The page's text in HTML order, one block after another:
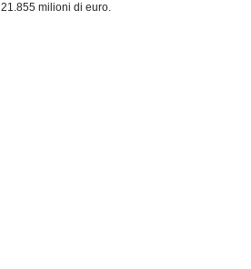
milioni di euro.